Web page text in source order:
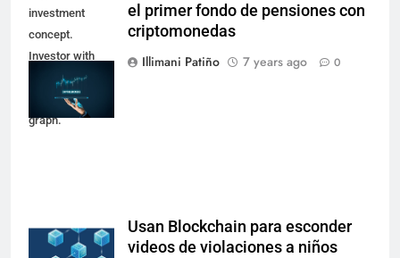
investment
concept.
Investor with
digital tablet and
virtual tradeview
graph.
el primer fondo de pensiones con
criptomonedas
Illimani Patiño
7 years ago 0
Usan Blockchain para esconder
videos de violaciones a niños